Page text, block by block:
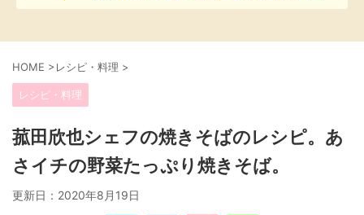
HOME >レシピ・料理 >
レシピ・料理
菰田欣也シェフの焼きそばのレシピ。あ
さイチの野菜たっぷり焼きそば。
更新日： 2020年8月19日